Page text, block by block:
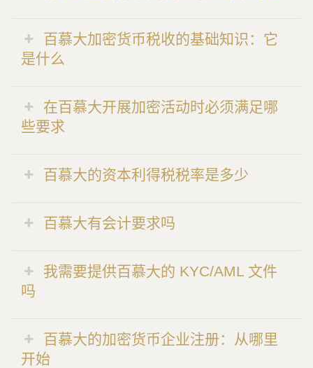
百慕大加密货币税收的基础知识：它
是什么
在百慕大开展加密活动时必须满足哪
些要求
百慕大的资本利得税税率是多少
百慕大有会计要求吗
我需要提供百慕大的 KYC/AML 文件
吗
百慕大的加密货币企业注册：从哪里
开始